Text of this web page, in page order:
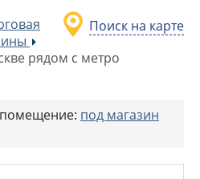
Поиск на карте
рядом с метро
под магазин